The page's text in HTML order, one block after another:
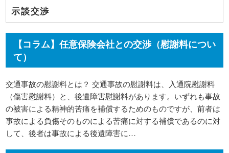
示談交渉
【コラム】任意保険会社との交渉（慰謝料につい
て）
交通事故の慰謝料とは？ 交通事故の慰謝料は、入通院慰謝料
（傷害慰謝料）と、後遺障害慰謝料があります。いずれも事故
の被害による精神的苦痛を補償するためのものですが、前者は
事故による負傷そのものによる苦痛に対する補償であるのに対
して、後者は事故による後遺障害に…